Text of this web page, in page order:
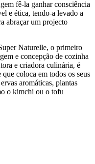
fê-la ganhar consciência
e ética, tendo-a levado a
abraçar um projecto
Naturelle, o primeiro
e concepção de cozinha
e criadora culinária, é
coloca em todos os seus
aromáticas, plantas
o kimchi ou o tofu